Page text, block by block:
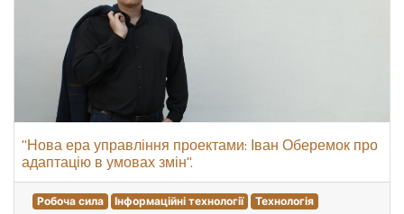
"Нова ера управління проектами: Іван Оберемок про
адаптацію в умовах змін".
Робоча сила Інформаційні технології Технологія